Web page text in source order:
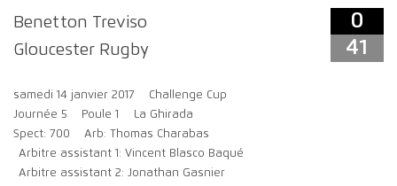
Benetton Treviso
Gloucester Rugby
0
41
samedi 14 janvier 2017
Challenge Cup
Journée 5
Poule 1
La Ghirada
Spect: 700
Arb: Thomas Charabas
Arbitre assistant 1: Vincent Blasco Baqué
Arbitre assistant 2: Jonathan Gasnier